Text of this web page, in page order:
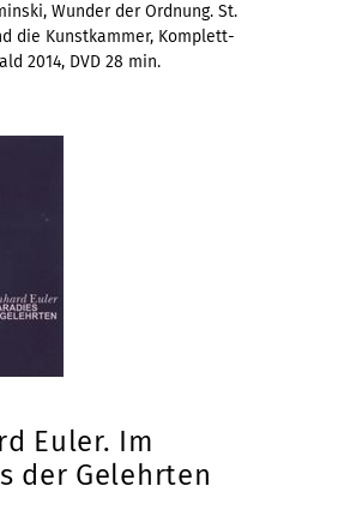
Wunder der Ordnung. St.
die Kunstkammer, Komplett-
2014, DVD 28 min.
Euler. Im
der Gelehrten